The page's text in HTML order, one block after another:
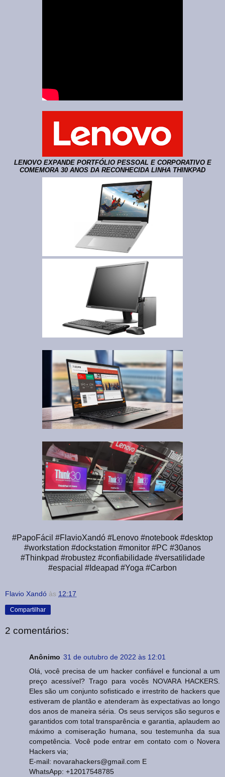
LENOVO EXPANDE PORTFÓLIO PESSOAL E CORPORATIVO E
COMEMORA 30 ANOS DA RECONHECIDA LINHA THINKPAD
#PapoFácil #FlavioXandó #Lenovo #notebook #desktop
#workstation #dockstation #monitor #PC #30anos
#Thinkpad #robustez #confiabilidade #versatilidade
#espacial #Ideapad #Yoga #Carbon
Flavio Xandó às 12:17
Compartilhar
2 comentários:
Anônimo 31 de outubro de 2022 às 12:01
Olá, você precisa de um hacker confiável e funcional a um
preço acessível? Trago para vocês NOVARA HACKERS.
Eles são um conjunto sofisticado e irrestrito de hackers que
estiveram de plantão e atenderam às expectativas ao longo
dos anos de maneira séria. Os seus serviços são seguros e
garantidos com total transparência e garantia, aplaudem ao
máximo a comiseração humana, sou testemunha da sua
competência. Você pode entrar em contato com o Novera
Hackers via;
E-mail: novarahackers@gmail.com E
WhatsApp: +12017548785